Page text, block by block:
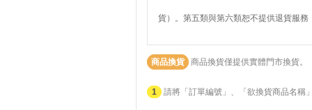
貨）。第五類與第六類恕不提供退貨服
商品換貨 商品換貨僅提供實體門市換貨。
1 請將「訂單編號」、「欲換貨商品名稱